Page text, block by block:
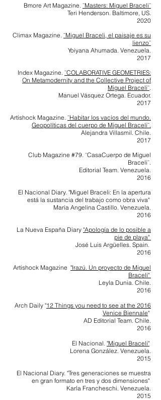
Bmore Art Magazine. ¨Masters: Miguel Braceli¨
Teri Henderson. Baltimore, US.
2020
Climax Magazine. ¨Miguel Braceli, el paisaje es su
lienzo¨
Yoiyana Ahumada. Venezuela.
2017
Index Magazine. ¨COLABORATIVE GEOMETRIES:
On Metamodernity and the Collective Project of
Miguel Braceli¨.
Manuel Vásquez Ortega. Ecuador.
2017
Artishock Magazine. ¨Habitar los vacíos del mundo.
Geopolíticas del cuerpo de Miguel Braceli¨.
Alejandra Villasmil. Chile.
2017
Club Magazine #79. ¨CasaCuerpo de Miguel
Braceli¨.
Editorial Team. Venezuela.
2016
El Nacional Diary. "Miguel Braceli: En la apertura
está la sustancia del trabajo como obra viva"
María Angelina Castillo. Venezuela.
2016
La Nueva España Diary "Apología de lo posible a
pie de playa"
José Luis Argüelles. Spain.
2016
Artishock Magazine "Irazú. Un proyecto de Miguel
Braceli"
Leyla Dunia. Chile.
2016
Arch Daily "12 Things you need to see at the 2016
Venice Biennale"
AD Editorial Team. Chile.
2016
El Nacional. "Miguel Braceli"
Lorena González. Venezuela.
2015
El Nacional Diary. "Tres generaciones se muestra
en gran formato en tres y dos dimensiones"
Karla Francheschi. Venezuela.
2015